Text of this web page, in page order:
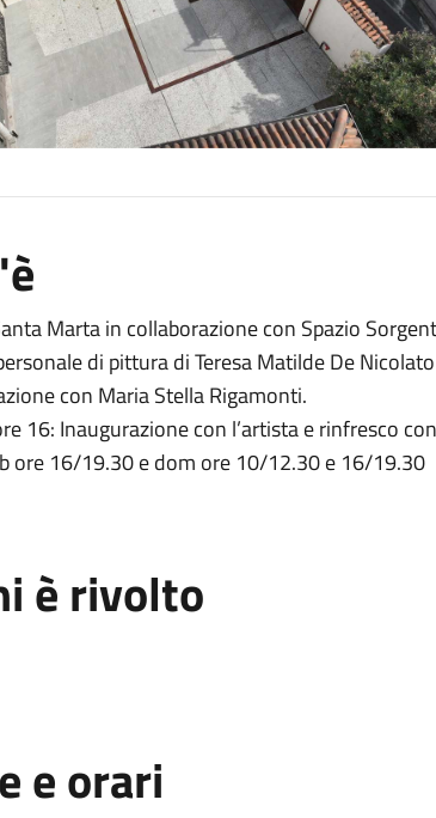
Marta in collaborazione con Spazio
di pittura di Teresa Matilde De
con Maria Stella Rigamonti.
16: Inaugurazione con l’artista e rinfresco
ore 16/19.30 e dom ore 10/12.30 e 16/19.30
è rivolto
e orari